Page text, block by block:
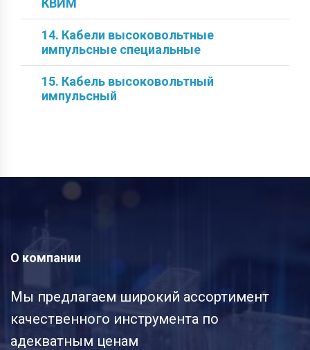
КВИМ
14. Кабели высоковольтные
импульсные специальные
15. Кабель высоковольтный
импульсный
О компании
Мы предлагаем широкий ассортимент
качественного инструмента по
адекватным ценам